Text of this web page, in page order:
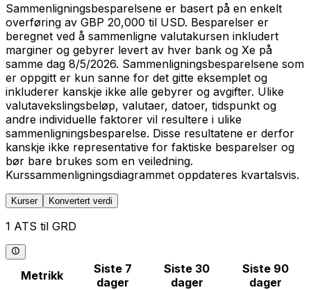
Sammenligningsbesparelsene er basert på en enkelt
overføring av GBP 20,000 til USD. Besparelser er
beregnet ved å sammenligne valutakursen inkludert
marginer og gebyrer levert av hver bank og Xe på
samme dag 8/5/2026. Sammenligningsbesparelsene som
er oppgitt er kun sanne for det gitte eksemplet og
inkluderer kanskje ikke alle gebyrer og avgifter. Ulike
valutavekslingsbeløp, valutaer, datoer, tidspunkt og
andre individuelle faktorer vil resultere i ulike
sammenligningsbesparelse. Disse resultatene er derfor
kanskje ikke representative for faktiske besparelser og
bør bare brukes som en veiledning.
Kurssammenligningsdiagrammet oppdateres kvartalsvis.
Kurser Konvertert verdi
1 ATS til GRD
Metrikk
Siste 7
dager
Siste 30
dager
Siste 90
dager